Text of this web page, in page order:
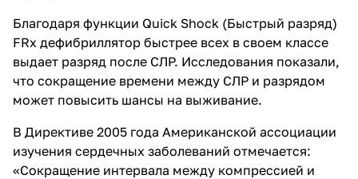
Благодаря функции Quick Shock (Быстрый разряд)
FRx дефибриллятор быстрее всех в своем классе
выдает разряд после СЛР. Исследования показали,
что сокращение времени между СЛР и разрядом
может повысить шансы на выживание.
В Директиве 2005 года Американской ассоциации
изучения сердечных заболеваний отмечается:
«Сокращение интервала между компрессией и